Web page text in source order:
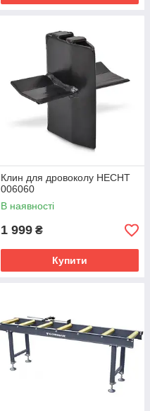
Клин для дровоколу HECHT
006060
В наявності
1 999 ₴
Купити